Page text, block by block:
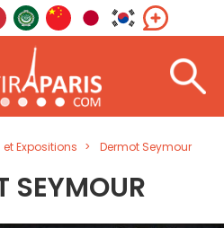
et Expositions Dermot Seymour
SEYMOUR